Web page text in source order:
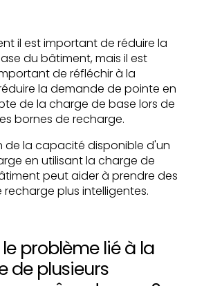
il est important de réduire la
du bâtiment, mais il est
de réfléchir à la
la demande de pointe en
de la charge de base lors de
bornes de recharge.
de la capacité disponible d'un
en utilisant la charge de
peut aider à prendre des
recharge plus intelligentes.
problème lié à la
de plusieurs